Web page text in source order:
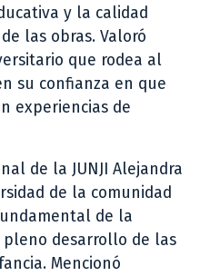
y la calidad
las obras. Valoró
que rodea al
su confianza en que
experiencias de
de la JUNJI Alejandra
de la comunidad
de la
desarrollo de las
Mencionó